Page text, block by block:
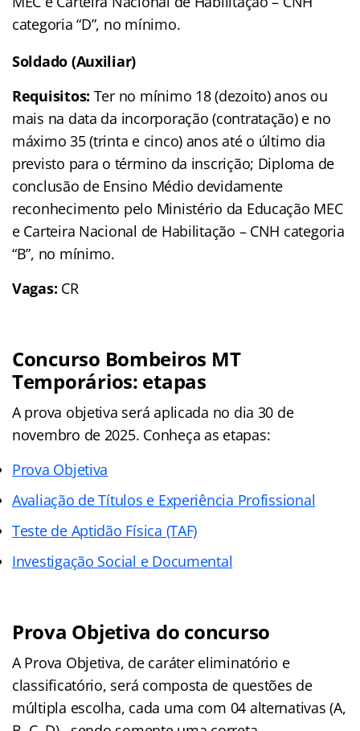
categoria “D”, no mínimo.
Soldado (Auxiliar)
Requisitos: Ter no mínimo 18 (dezoito) anos ou
mais na data da incorporação (contratação) e no
máximo 35 (trinta e cinco) anos até o último dia
previsto para o término da inscrição; Diploma de
conclusão de Ensino Médio devidamente
reconhecimento pelo Ministério da Educação MEC
e Carteira Nacional de Habilitação – CNH categoria
“B”, no mínimo.
Vagas: CR
Concurso Bombeiros MT
Temporários: etapas
A prova objetiva será aplicada no dia 30 de
novembro de 2025. Conheça as etapas:
Prova Objetiva
Avaliação de Títulos e Experiência Profissional
Teste de Aptidão Física (TAF)
Investigação Social e Documental
Prova Objetiva do concurso
A Prova Objetiva, de caráter eliminatório e
classificatório, será composta de questões de
múltipla escolha, cada uma com 04 alternativas (A,